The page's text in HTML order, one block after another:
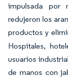
impulsada por
redujeron los
productos y
Hospitales,
usuarios
de manos con